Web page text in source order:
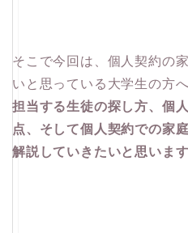
そこで今回は、個人契約の
いと思っている大学生の方へ
担当する生徒の探し方、個
点、そして個人契約での家
解説していきたいと思います